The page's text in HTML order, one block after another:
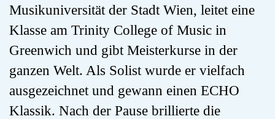
Musikuniversität der Stadt Wien, leitet eine
Klasse am Trinity College of Music in
Greenwich und gibt Meisterkurse in der
ganzen Welt. Als Solist wurde er vielfach
ausgezeichnet und gewann einen ECHO
Klassik. Nach der Pause brillierte die